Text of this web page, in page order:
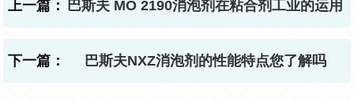
上一篇： 巴斯夫 MO 2190消泡剂在粘合剂工业的运用
下一篇： 巴斯夫NXZ消泡剂的性能特点您了解吗